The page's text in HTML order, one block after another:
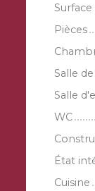
Pièces
Salle
Salle
WC
État
Cuisine